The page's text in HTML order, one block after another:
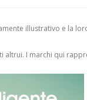
illustrativo e la
altrui. I marchi qui